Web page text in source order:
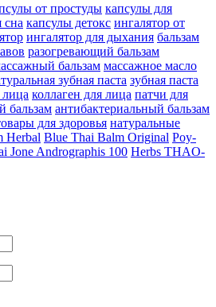
от простуды капсулы для
сна капсулы детокс ингалятор от
ингалятор для дыхания бальзам
разогревающий бальзам
бальзам массажное масло
зубная паста зубная паста
лица коллаген для лица патчи для
бальзам антибактериальный бальзам
для здоровья натуральные
Herbal Blue Thai Balm Original Poy-
Jone Andrographis 100 Herbs THAO-